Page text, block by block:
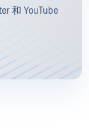
和 YouTube